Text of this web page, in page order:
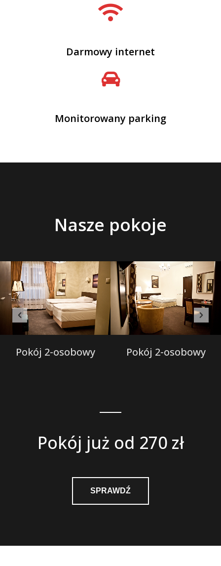
Darmowy internet
Monitorowany parking
Nasze pokoje
Pokój 2-osobowy Pokój 2-osobowy
Pokój już od 270 zł
SPRAWDŹ